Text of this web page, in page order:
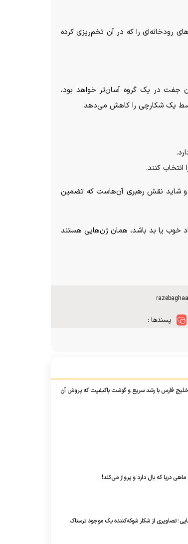
رودخانه‌ای را که در آن تخم‌ریزی کرده
جفت در یک گروه آسان‌تر خواهد بود،
یک شکارچی را کاهش می‌دهد.
کنند.
و شاید نقش رهبری آن‌هاست که تضمین
خوب یا بد باشد، همان ژن‌هایی هستند
پسندها :
فارس با رشد سریع و گوشت باکیفیت که پروش آن
دریا که بال دارد و پرواز می‌کند!
تصاویری از شکار شوکه‌کننده یک موجود ترسناک